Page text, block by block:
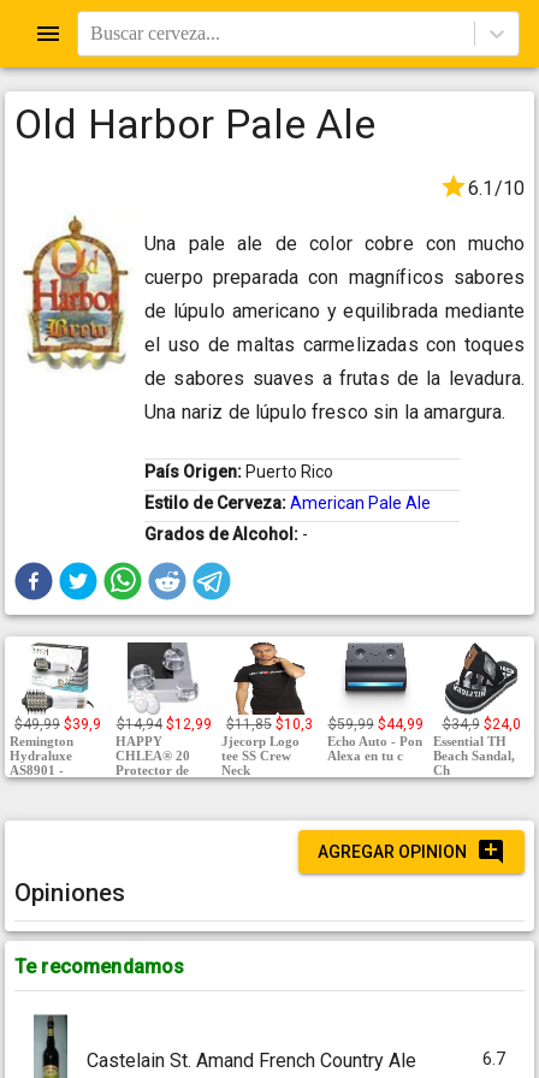
Buscar cerveza...
Old Harbor Pale Ale
6.1/10
Una pale ale de color cobre con mucho
cuerpo preparada con magníficos sabores
de lúpulo americano y equilibrada mediante
el uso de maltas carmelizadas con toques
de sabores suaves a frutas de la levadura.
Una nariz de lúpulo fresco sin la amargura.
País Origen: Puerto Rico
Estilo de Cerveza:American Pale Ale
Grados de Alcohol: -
$49,99 $39,9
Remington
Hydraluxe
AS8901 -
$14,94 $12,99
HAPPY
CHLEA® 20
Protector de
$11,85 $10,3
Jjecorp Logo
tee SS Crew
Neck
$59,99 $44,99
Echo Auto - Pon
Alexa en tu c
$34,9 $24,0
Essential TH
Beach Sandal,
Ch
AGREGAR OPINION
Opiniones
Te recomendamos
Castelain St. Amand French Country Ale 6.7